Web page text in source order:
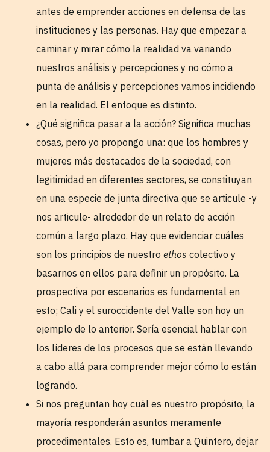
antes de emprender acciones en defensa de las
instituciones y las personas. Hay que empezar a
caminar y mirar cómo la realidad va variando
nuestros análisis y percepciones y no cómo a
punta de análisis y percepciones vamos incidiendo
en la realidad. El enfoque es distinto.
¿Qué significa pasar a la acción? Significa muchas
cosas, pero yo propongo una: que los hombres y
mujeres más destacados de la sociedad, con
legitimidad en diferentes sectores, se constituyan
en una especie de junta directiva que se articule -y
nos articule- alrededor de un relato de acción
común a largo plazo. Hay que evidenciar cuáles
son los principios de nuestro ethos colectivo y
basarnos en ellos para definir un propósito. La
prospectiva por escenarios es fundamental en
esto; Cali y el suroccidente del Valle son hoy un
ejemplo de lo anterior. Sería esencial hablar con
los líderes de los procesos que se están llevando
a cabo allá para comprender mejor cómo lo están
logrando.
Si nos preguntan hoy cuál es nuestro propósito, la
mayoría responderán asuntos meramente
procedimentales. Esto es, tumbar a Quintero, dejar